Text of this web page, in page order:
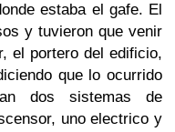
estaba el gafe. El
y tuvieron que venir
el portero del edificio,
que lo ocurrido
dos sistemas de
uno electrico y